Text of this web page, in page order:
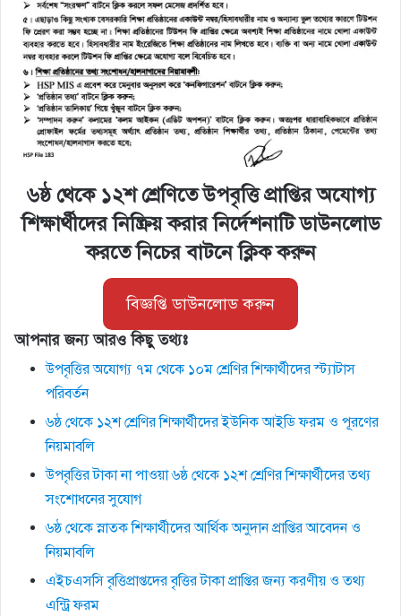
৬ষ্ঠ থেকে ১২শ শ্রেণিতে উপবৃত্তি প্রাপ্তির অযোগ্য
শিক্ষার্থীদের নিষ্ক্রিয় করার নির্দেশনাটি ডাউনলোড
করতে নিচের বাটনে ক্লিক করুন
বিজ্ঞপ্তি ডাউনলোড করুন
আপনার জন্য আরও কিছু তথ্যঃ
উপবৃত্তির অযোগ্য ৭ম থেকে ১০ম শ্রেণির শিক্ষার্থীদের স্ট্যাটাস
পরিবর্তন
৬ষ্ঠ থেকে ১২শ শ্রেণির শিক্ষার্থীদের ইউনিক আইডি ফরম ও পূরণের
নিয়মাবলি
উপবৃত্তির টাকা না পাওয়া ৬ষ্ঠ থেকে ১২শ শ্রেণির শিক্ষার্থীদের তথ্য
সংশোধনের সুযোগ
৬ষ্ঠ থেকে স্নাতক শিক্ষার্থীদের আর্থিক অনুদান প্রাপ্তির আবেদন ও
নিয়মাবলি
এইচএসসি বৃত্তিপ্রাপ্তদের বৃত্তির টাকা প্রাপ্তির জন্য করণীয় ও তথ্য
এন্ট্রি ফরম